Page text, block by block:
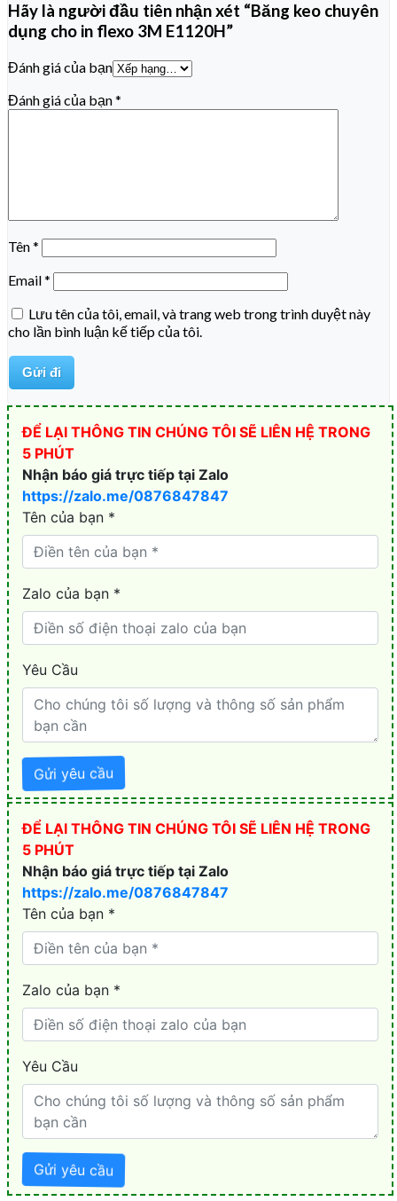
Hãy là người đầu tiên nhận xét “Băng keo chuyên
dụng cho in flexo 3M E1120H”
Đánh giá của bạn
Đánh giá của bạn*
Tên*
Email*
Lưu tên của tôi, email, và trang web trong trình duyệt này
cho lần bình luận kế tiếp của tôi.